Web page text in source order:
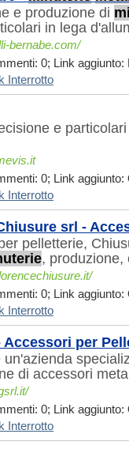
e produzione di
in lega
bernabe.com/
0; Link aggiunto:
Interrotto
e
0; Link aggiunto:
Interrotto
srl -
pelletterie,
, produzione,
0; Link aggiunto:
Interrotto
Accessori per
un'azienda
di accessori
0; Link aggiunto:
Interrotto